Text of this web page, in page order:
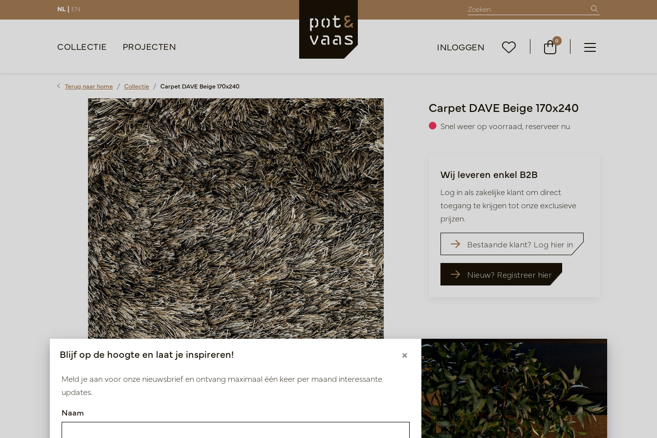
NL | EN
COLLECTIE PROJECTEN INLOGGEN 0
Terug naar home Collectie Carpet DAVE Beige 170x240
Carpet DAVE Beige 170x240
Snel weer op voorraad, reserveer nu
Wij leveren enkel B2B
Log in als zakelijke klant om direct
toegang te krijgen tot onze exclusieve
prijzen.
Bestaande klant? Log hier in
Nieuw? Registreer hier
Blijf op de hoogte en laat je inspireren! ×
Meld je aan voor onze nieuwsbrief en ontvang maximaal één keer per maand interessante
updates.
Naam